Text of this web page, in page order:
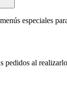
especiales
pedidos al